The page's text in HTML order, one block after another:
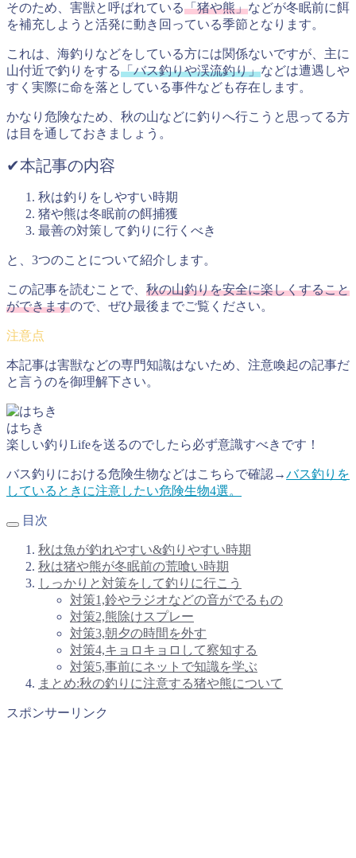
そのため、害獣と呼ばれている「猪や熊」などが冬眠前に餌
を補充しようと活発に動き回っている季節となります。
これは、海釣りなどをしている方には関係ないですが、主に
山付近で釣りをする「バス釣りや渓流釣り」などは遭遇しや
すく実際に命を落としている事件なども存在します。
かなり危険なため、秋の山などに釣りへ行こうと思ってる方
は目を通しておきましょう。
✔︎本記事の内容
秋は釣りをしやすい時期
猪や熊は冬眠前の餌捕獲
最善の対策して釣りに行くべき
と、3つのことについて紹介します。
この記事を読むことで、 秋の山釣りを安全に楽しくすること
ができますので、ぜひ最後までご覧ください。
本記事は害獣などの専門知識はないため、注意喚起の記事だ
と言うのを御理解下さい。
はちき
楽しい釣りLifeを送るのでしたら必ず意識すべきです！
バス釣りにおける危険生物などはこちらで確認→バス釣りを
しているときに注意したい危険生物4選。
目次
秋は魚が釣れやすい&釣りやすい時期
秋は猪や熊が冬眠前の荒喰い時期
しっかりと対策をして釣りに行こう
対策1,鈴やラジオなどの音がでるもの
対策2,熊除けスプレー
対策3,朝夕の時間を外す
対策4,キョロキョロして察知する
対策5,事前にネットで知識を学ぶ
まとめ:秋の釣りに注意する猪や熊について
スポンサーリンク